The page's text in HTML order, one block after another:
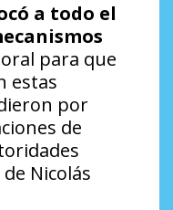
a todo el
para que
estas
por
de
Nicolás